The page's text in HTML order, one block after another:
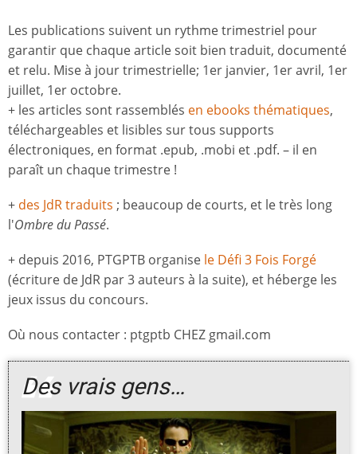
Les publications suivent un rythme trimestriel pour
garantir que chaque article soit bien traduit, documenté
et relu. Mise à jour trimestrielle; 1er janvier, 1er avril, 1er
juillet, 1er octobre.
+ les articles sont rassemblés en ebooks thématiques,
téléchargeables et lisibles sur tous supports
électroniques, en format .epub, .mobi et .pdf. – il en
paraît un chaque trimestre !
+ des JdR traduits ; beaucoup de courts, et le très long
l'Ombre du Passé.
+ depuis 2016, PTGPTB organise le Défi 3 Fois Forgé
(écriture de JdR par 3 auteurs à la suite), et héberge les
jeux issus du concours.
Où nous contacter : ptgptb CHEZ gmail.com
Des vrais gens…